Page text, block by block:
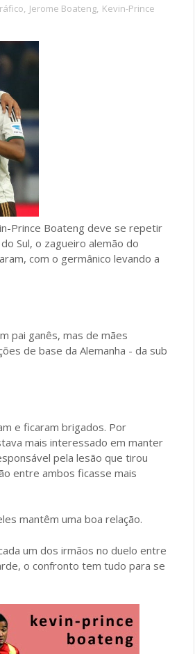
, Jerome Boateng, Kevin-Prince
Prince Boateng deve se repetir
Sul, o zagueiro alemão do
com o germânico levando a
pai ganês, mas de mães
de base da Alemanha - da sub
e ficaram brigados. Por
mais interessado em manter
pela lesão que tirou
entre ambos ficasse mais
mantêm uma boa relação.
um dos irmãos no duelo entre
o confronto tem tudo para se